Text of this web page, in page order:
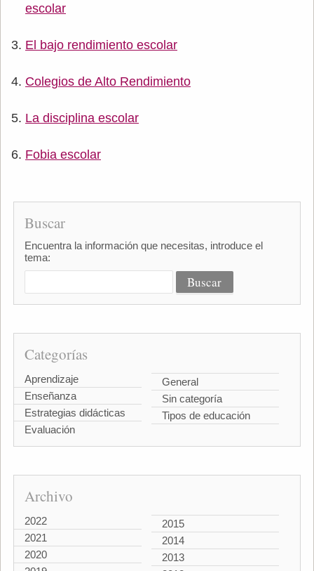
escolar
El bajo rendimiento escolar
Colegios de Alto Rendimiento
La disciplina escolar
Fobia escolar
Buscar
Encuentra la información que necesitas, introduce el
tema:
Categorías
Aprendizaje
Enseñanza
Estrategias didácticas
Evaluación
General
Sin categoría
Tipos de educación
Archivo
2022
2021
2020
2015
2014
2013